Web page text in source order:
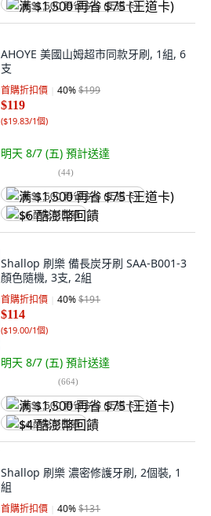
满 $1,500 再省 $75 (王道卡)
AHOYE 美國山姆超市同款牙刷, 1組, 6
支
首購折扣價 40%$199
$119
($19.83/1個)
明天 8/7 (五) 預計送達
(44)
满 $1,500 再省 $75 (王道卡)
$6 酷澎幣回饋
Shallop 刷樂 備長炭牙刷 SAA-B001-3
顏色隨機, 3支, 2組
首購折扣價 40%$191
$114
($19.00/1個)
明天 8/7 (五) 預計送達
(664)
满 $1,500 再省 $75 (王道卡)
$4 酷澎幣回饋
Shallop 刷樂 濃密修護牙刷, 2個裝, 1
組
首購折扣價 40%$131